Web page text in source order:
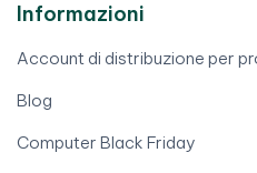
Informazioni
Account di distribuzione per
Blog
Computer Black Friday